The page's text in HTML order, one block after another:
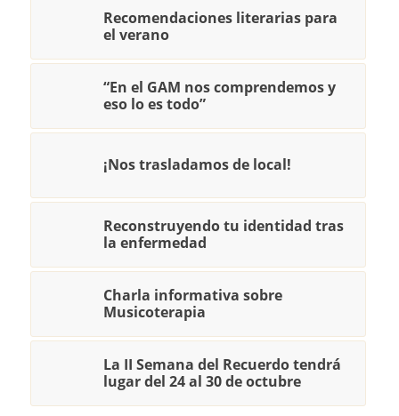
Recomendaciones literarias para
el verano
“En el GAM nos comprendemos y
eso lo es todo”
¡Nos trasladamos de local!
Reconstruyendo tu identidad tras
la enfermedad
Charla informativa sobre
Musicoterapia
La II Semana del Recuerdo tendrá
lugar del 24 al 30 de octubre